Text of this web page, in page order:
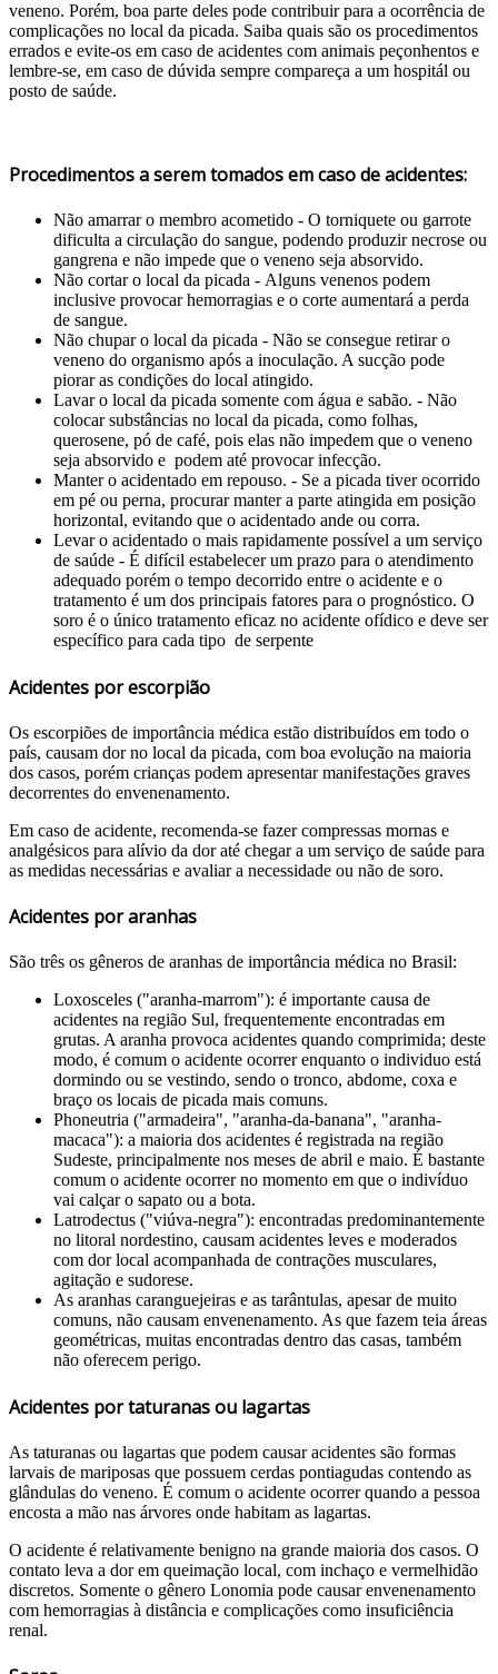
veneno. Porém, boa parte deles pode contribuir para a ocorrência de
complicações no local da picada. Saiba quais são os procedimentos
errados e evite-os em caso de acidentes com animais peçonhentos e
lembre-se, em caso de dúvida sempre compareça a um hospitál ou
posto de saúde.
Procedimentos a serem tomados em caso de acidentes:
Não amarrar o membro acometido - O torniquete ou garrote
dificulta a circulação do sangue, podendo produzir necrose ou
gangrena e não impede que o veneno seja absorvido.
Não cortar o local da picada - Alguns venenos podem
inclusive provocar hemorragias e o corte aumentará a perda
de sangue.
Não chupar o local da picada - Não se consegue retirar o
veneno do organismo após a inoculação. A sucção pode
piorar as condições do local atingido.
Lavar o local da picada somente com água e sabão. - Não
colocar substâncias no local da picada, como folhas,
querosene, pó de café, pois elas não impedem que o veneno
seja absorvido e podem até provocar infecção.
Manter o acidentado em repouso. - Se a picada tiver ocorrido
em pé ou perna, procurar manter a parte atingida em posição
horizontal, evitando que o acidentado ande ou corra.
Levar o acidentado o mais rapidamente possível a um serviço
de saúde - É difícil estabelecer um prazo para o atendimento
adequado porém o tempo decorrido entre o acidente e o
tratamento é um dos principais fatores para o prognóstico. O
soro é o único tratamento eficaz no acidente ofídico e deve ser
específico para cada tipo de serpente
Acidentes por escorpião
Os escorpiões de importância médica estão distribuídos em todo o
país, causam dor no local da picada, com boa evolução na maioria
dos casos, porém crianças podem apresentar manifestações graves
decorrentes do envenenamento.
Em caso de acidente, recomenda-se fazer compressas mornas e
analgésicos para alívio da dor até chegar a um serviço de saúde para
as medidas necessárias e avaliar a necessidade ou não de soro.
Acidentes por aranhas
São três os gêneros de aranhas de importância médica no Brasil:
Loxosceles ("aranha-marrom"): é importante causa de
acidentes na região Sul, frequentemente encontradas em
grutas. A aranha provoca acidentes quando comprimida; deste
modo, é comum o acidente ocorrer enquanto o individuo está
dormindo ou se vestindo, sendo o tronco, abdome, coxa e
braço os locais de picada mais comuns.
Phoneutria ("armadeira", "aranha-da-banana", "aranha-
macaca"): a maioria dos acidentes é registrada na região
Sudeste, principalmente nos meses de abril e maio. É bastante
comum o acidente ocorrer no momento em que o indivíduo
vai calçar o sapato ou a bota.
Latrodectus ("viúva-negra"): encontradas predominantemente
no litoral nordestino, causam acidentes leves e moderados
com dor local acompanhada de contrações musculares,
agitação e sudorese.
As aranhas caranguejeiras e as tarântulas, apesar de muito
comuns, não causam envenenamento. As que fazem teia áreas
geométricas, muitas encontradas dentro das casas, também
não oferecem perigo.
Acidentes por taturanas ou lagartas
As taturanas ou lagartas que podem causar acidentes são formas
larvais de mariposas que possuem cerdas pontiagudas contendo as
glândulas do veneno. É comum o acidente ocorrer quando a pessoa
encosta a mão nas árvores onde habitam as lagartas.
O acidente é relativamente benigno na grande maioria dos casos. O
contato leva a dor em queimação local, com inchaço e vermelhidão
discretos. Somente o gênero Lonomia pode causar envenenamento
com hemorragias à distância e complicações como insuficiência
renal.